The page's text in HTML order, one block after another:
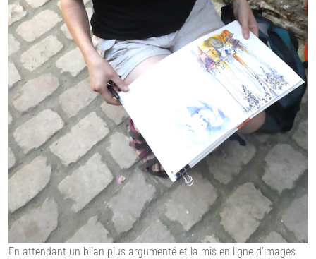
En attendant un bilan plus argumenté et la mis en ligne d’images